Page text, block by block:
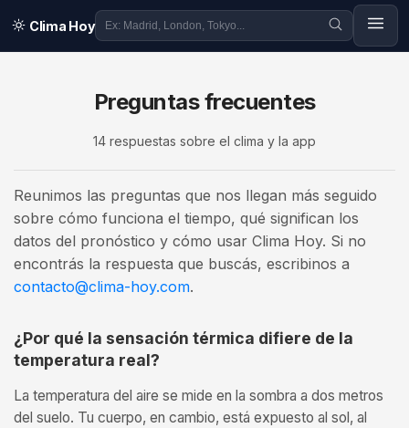
Clima Hoy
Preguntas frecuentes
14 respuestas sobre el clima y la app
Reunimos las preguntas que nos llegan más seguido
sobre cómo funciona el tiempo, qué significan los
datos del pronóstico y cómo usar Clima Hoy. Si no
encontrás la respuesta que buscás, escribinos a
contacto@clima-hoy.com.
¿Por qué la sensación térmica difiere de la
temperatura real?
La temperatura del aire se mide en la sombra a dos metros
del suelo. Tu cuerpo, en cambio, está expuesto al sol, al